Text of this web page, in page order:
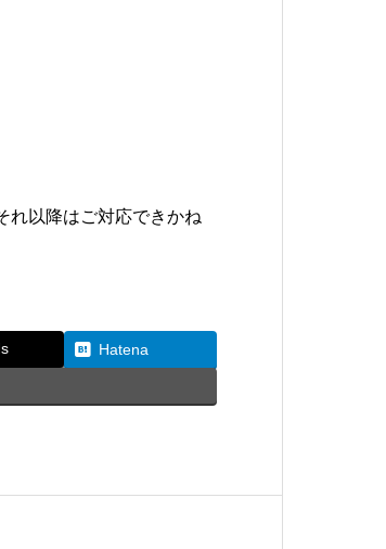
れ以降はご対応できかね
Hatena